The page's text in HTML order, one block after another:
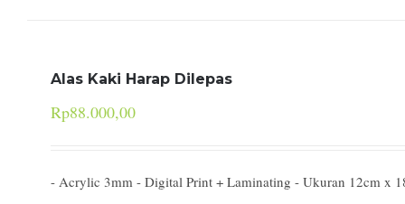
Alas Kaki Harap Dilepas
Rp88.000,00
- Acrylic 3mm - Digital Print + Laminating - Ukuran 12cm x